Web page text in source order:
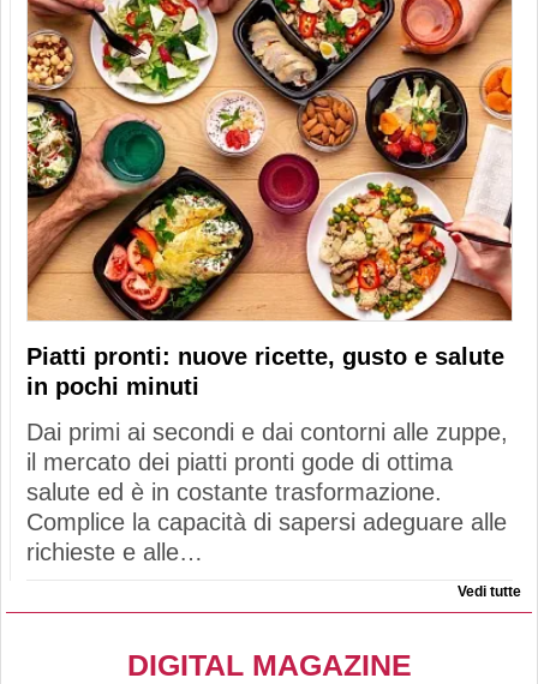
Piatti pronti: nuove ricette, gusto e salute
in pochi minuti
Dai primi ai secondi e dai contorni alle zuppe,
il mercato dei piatti pronti gode di ottima
salute ed è in costante trasformazione.
Complice la capacità di sapersi adeguare alle
richieste e alle…
Vedi tutte
DIGITAL MAGAZINE